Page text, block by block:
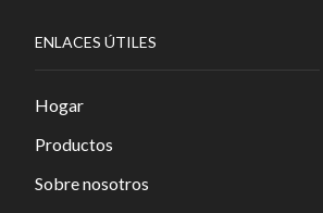
ENLACES ÚTILES
Hogar
Productos
Sobre nosotros